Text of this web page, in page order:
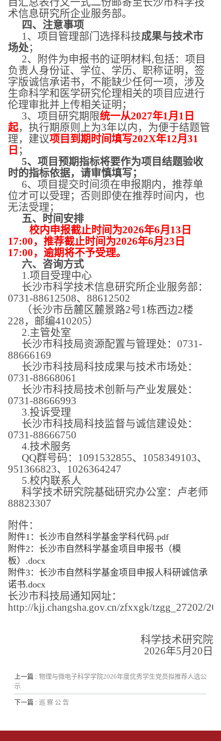
术信息研究所企业服务部。
四、注意事项
1、 项目 管理部门选择科技成果与技术市
场处；
2、附件为申报书的证明材料,包括：项目
负责人身份证、学位、学历、职称证明，签
字版诚信承诺书， 不能缺少任何一项， 涉及
生命科学和医学研究伦理相关的项目应进行
伦理审批并上传相关证明；
3、项目研究期限统一从2027年1月1日
起，执行期原则上为3年以内， 为便于结题管
理，建议项目到期时间填写202X年12月31
日 ；
5、项目预期指标将要作为项目结题验收
时的指标依据，请审慎填写；
6、项目提交时间须在申报期内，推荐单
位才可以受理； 否则 即使在推荐时间内，也
无法受理；
五、时间安排
校内申报截止时间为2026年6月 13 日
17:00，推荐截止时间为2026年6月 23 日
17:00，逾期将不予受理。
六、咨询方式
1.项目受理中心
长沙市科学技术信息研究所企业服务部：
0731-88612508、88612502
（长沙市岳麓区麓景路2号1栋西边2楼
228，邮编410205）
2.主管处室
长沙市科技局资源配置与管理处： 0731-
88666169
长沙市科技局科技成果与技术市场处：
0731-88668061
长沙市科技局技术创新与产业发展处：
0731-88666993
3.投诉受理
长沙市科技局科技监督与诚信建设处：
0731-88666750
4.技术服务
QQ群号码：1091532855、1058349103、
951366823、1026364247
5.校内联系人
科学技术研究院基础研究办公室： 卢老师
88823307
附件：
附件1：长沙市自然科学基金学科代码.pdf
附件2：长沙市自然科学基金项目申报书（模
板）.docx
附件3：长沙市自然科学基金项目申报人科研诚信承
诺书.docx
长沙市科技局通知网址：
http://kjj.changsha.gov.cn/zfxxgk/tzgg_27202/
科学技术研究院
2026年5月 20 日
上一篇 : 物理与微电子科学学院2026年度优秀学生党员拟推荐人选公
示
下一篇 : 巡 察 公 告